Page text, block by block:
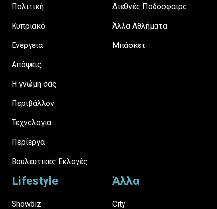
Πολιτική
Κυπριακό
Ενέργεια
Απόψεις
H γνώμη σας
Περιβάλλον
Τεχνολογία
Περίεργα
Βουλευτικές Εκλογές
Διεθνές Ποδόσφαιρο
Άλλα Αθλήματα
Μπάσκετ
Lifestyle
Showbiz
Άλλα
City